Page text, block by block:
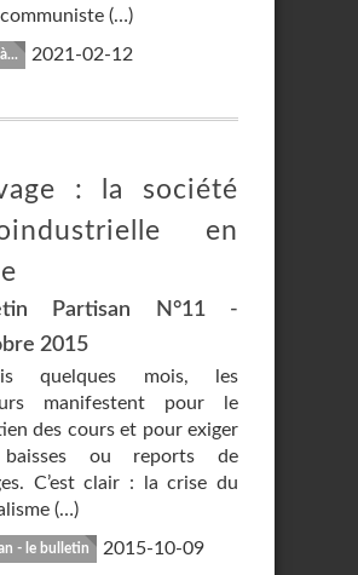
(…)
2021-02-12
: la société
en
Partisan N°11 -
2015
quelques mois, les
manifestent pour le
des cours et pour exiger
ou reports de
C’est clair : la crise du
(…)
- le bulletin 2015-10-09